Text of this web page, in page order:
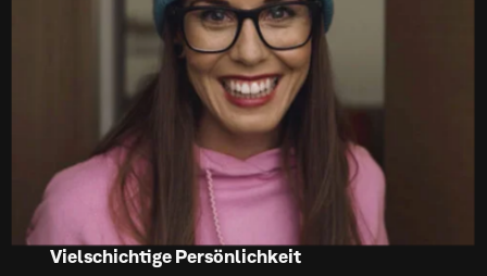
Vielschichtige Persönlichkeit